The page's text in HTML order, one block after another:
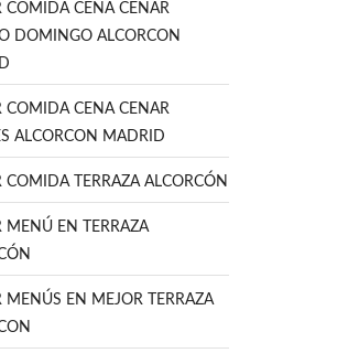
COMIDA CENA CENAR
DOMINGO ALCORCON
COMIDA CENA CENAR
ALCORCON MADRID
COMIDA TERRAZA ALCORCÓN
MENÚ EN TERRAZA
MENÚS EN MEJOR TERRAZA